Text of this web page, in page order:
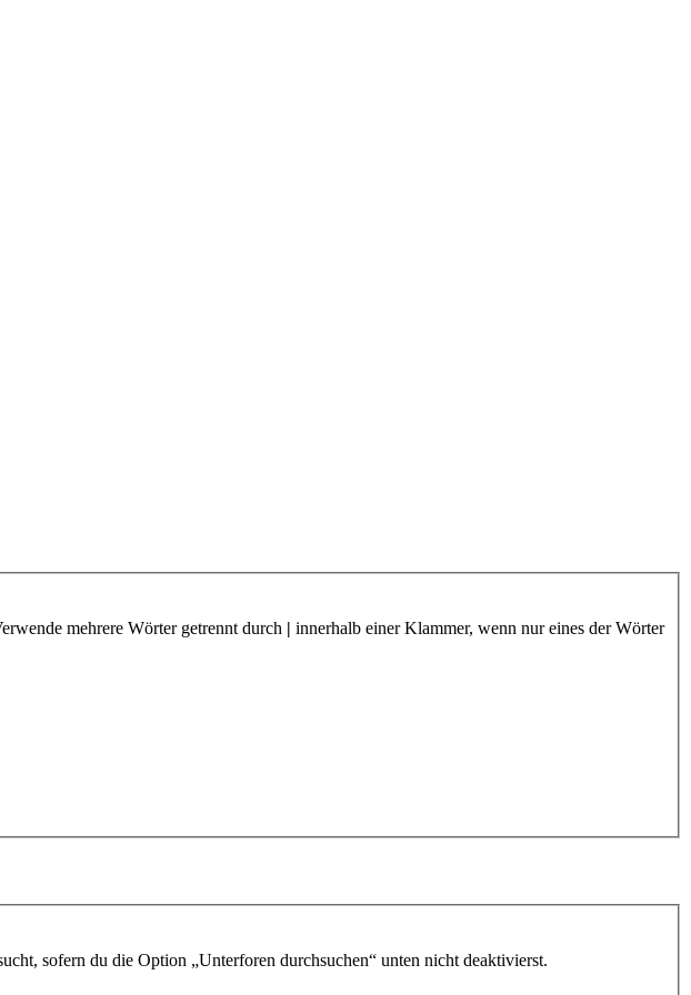
mehrere Wörter getrennt durch | innerhalb einer Klammer, wenn nur eines der Wörter
sofern du die Option „Unterforen durchsuchen“ unten nicht deaktivierst.